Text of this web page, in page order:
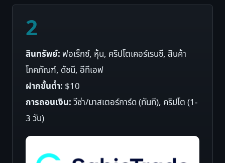
2
สินทรัพย์:ฟอเร็กซ์, หุ้น, คริปโตเคอร์เรนซี, สินค้า
โภคภัณฑ์, ดัชนี, อีทีเอฟ
ฝากขั้นต่ำ: $10
การถอนเงิน:วีซ่า/มาสเตอร์การ์ด (ทันที), คริปโต (1-
3 วัน)